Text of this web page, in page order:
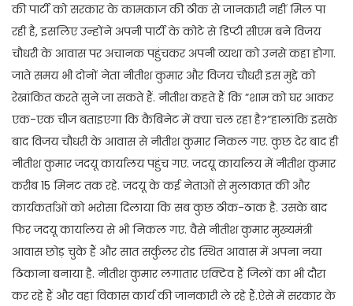
की पार्टी को सरकार के कामकाज की ठीक से जानकारी नहीं मिल पा
रही है, इसलिए उन्होंने अपनी पार्टी के कोटे से डिप्टी सीएम बने विजय
चौधरी के आवास पर अचानक पहुंचकर अपनी व्यथा को उनसे कहा होगा.
जाते समय भी दोनों नेता नीतीश कुमार और विजय चौधरी इस मुद्दे को
रेखांकित करते सुने जा सकते हैं. नीतीश कहते हैं कि ”शाम को घर आकर
एक-एक चीज बताइएगा कि कैबिनेट में क्या चल रहा है?”हालांकि इसके
बाद विजय चौधरी के आवास से नीतीश कुमार निकल गए. कुछ देर बाद ही
नीतीश कुमार जदयू कार्यालय पहुंच गए. जदयू कार्यालय में नीतीश कुमार
करीब 15 मिनट तक रहे. जदयू के कई नेताओं से मुलाकात की और
कार्यकर्ताओं को भरोसा दिलाया कि सब कुछ ठीक-ठाक है. उसके बाद
फिर जदयू कार्यालय से भी निकल गए. वैसे नीतीश कुमार मुख्यमंत्री
आवास छोड़ चुके हैं और सात सर्कुलर रोड स्थित आवास में अपना नया
ठिकाना बनाया है. नीतीश कुमार लगातार एक्टिव हैं जिलों का भी दौरा
कर रहे हैं और वहां विकास कार्य की जानकारी ले रहे हैं.ऐसे में सरकार के